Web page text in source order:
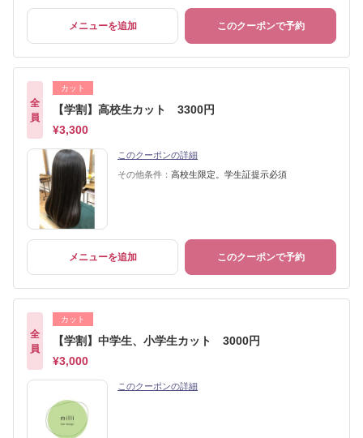
メニューを追加 このクーポンで予約
全
員
カット
【学割】高校生カット 3300円
¥3,300
このクーポンの詳細
その他条件： 高校生限定。学生証提示必須
メニューを追加 このクーポンで予約
全
員
カット
【学割】中学生、小学生カット 3000円
¥3,000
このクーポンの詳細